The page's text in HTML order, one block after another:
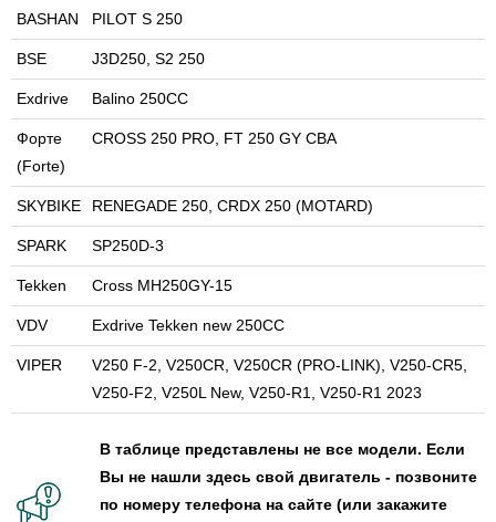
BASHAN PILOT S 250
BSE J3D250, S2 250
Exdrive Balino 250CC
Форте
(Forte)
CROSS 250 PRO, FT 250 GY CBA
SKYBIKE RENEGADE 250, CRDX 250 (MOTARD)
SPARK SP250D-3
Tekken Cross MH250GY-15
VDV Exdrive Tekken new 250CC
VIPER
V250 F-2, V250CR, V250CR (PRO-LINK), V250-CR5,
V250-F2, V250L New, V250-R1, V250-R1 2023
В таблице представлены не все модели. Если
Вы не нашли здесь свой двигатель - позвоните
по номеру телефона на сайте (или закажите